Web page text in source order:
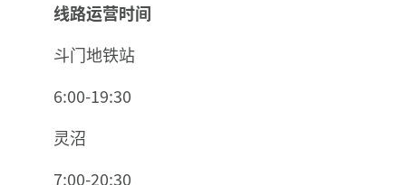
线路运营时间
斗门地铁站
6:00-19:30
灵沼
7:00-20:30